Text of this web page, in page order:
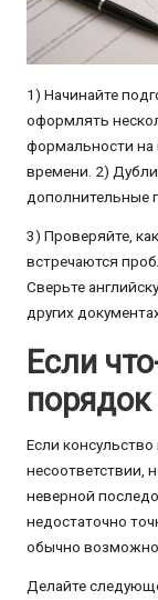
1) Начинайте
оформлять
формальности на
времени. 2)
дополнительные
3) Проверяйте,
встречаются
Сверьте
других
Если
порядок
Если
несоответствии,
неверной
недостаточно
обычно возможно
Делайте